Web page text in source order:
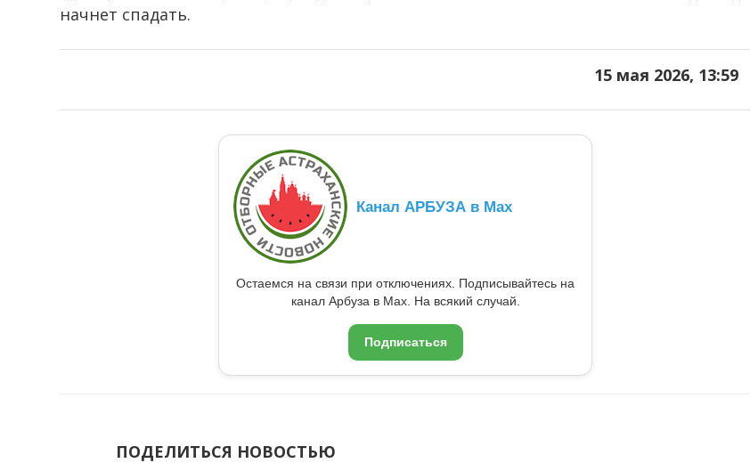
начнет спадать.
15 мая 2026, 13:59
Канал АРБУЗА в Max
Остаемся на связи при отключениях. Подписывайтесь на
канал Арбуза в Max. На всякий случай.
Подписаться
ПОДЕЛИТЬСЯ НОВОСТЬЮ